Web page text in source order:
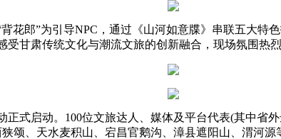
郎”为引导NPC，通过《山河如意牒》串联五大特
甘肃传统文化与潮流文旅的创新融合，现场氛围热烈
启动。100位文旅达人、媒体及平台代表(其中省外
颂、天水麦积山、宕昌官鹅沟、漳县遮阳山、渭河